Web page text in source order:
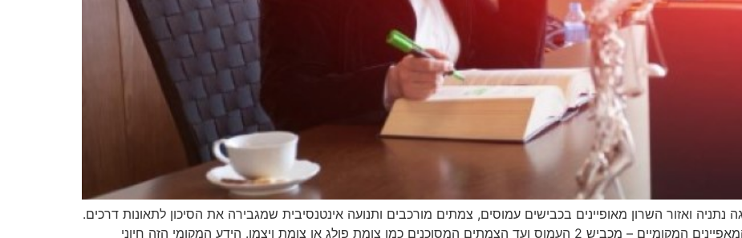
נתניה ואזור השרון מאופיינים בכבישים עמוסים, צמתים מורכבים ותנועה אינטנסיבית שמגבירה את הסיכון לתאונות דרכים.
עורך דין תאונות דרכים בנתניה מכיר היטב את המאפיינים המקומיים – מכביש 2 העמוס ועד הצמתים המסוכנים כמו צומת פולג או צומת ויצמן. הידע המקומי הזה חיוני